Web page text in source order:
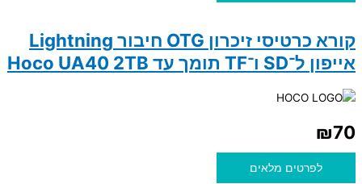
קורא כרטיסי זיכרון OTG חיבור Lightning
אייפון ל־SD ו־TF תומך עד Hoco UA40 2TB
₪70
לפרטים מלאים